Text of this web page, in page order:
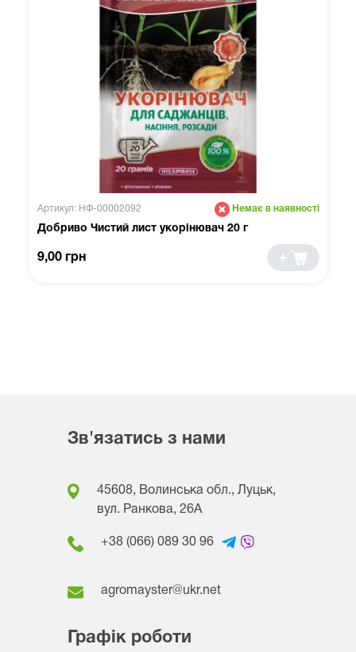
Артикул: НФ-00002092 Немає в наявності
Добриво Чистий лист укорінювач 20 г
9,00 грн
Зв'язатись з нами
45608, Волинська обл., Луцьк,
вул. Ранкова, 26A
+38 (066) 089 30 96
agromayster@ukr.net
Графік роботи